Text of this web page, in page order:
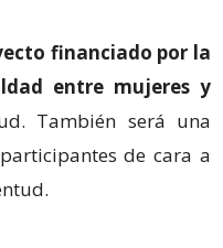
financiado por la
entre mujeres y
También será una
de cara a